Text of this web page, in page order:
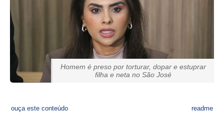
Homem é preso por torturar, dopar e estuprar
filha e neta no São José
ouça este conteúdo readme